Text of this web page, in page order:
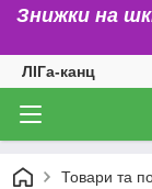
Знижки на
ЛІГа-канц
Товари та